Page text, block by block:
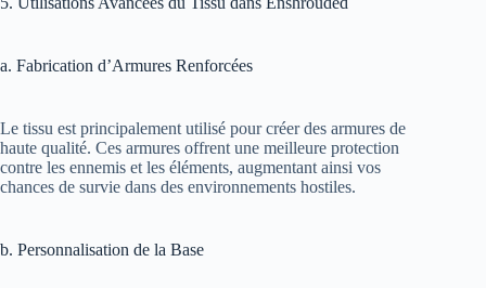
a. Fabrication d’Armures Renforcées
Le tissu est principalement utilisé pour créer des armures de
haute qualité. Ces armures offrent une meilleure protection
contre les ennemis et les éléments, augmentant ainsi vos
chances de survie dans des environnements hostiles.
b. Personnalisation de la Base